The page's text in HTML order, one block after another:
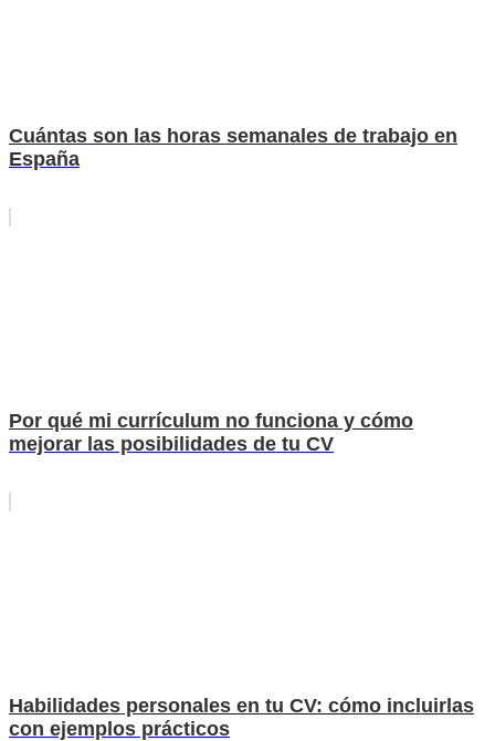
Cuántas son las horas semanales de trabajo en
España
Por qué mi currículum no funciona y cómo
mejorar las posibilidades de tu CV
Habilidades personales en tu CV: cómo incluirlas
con ejemplos prácticos